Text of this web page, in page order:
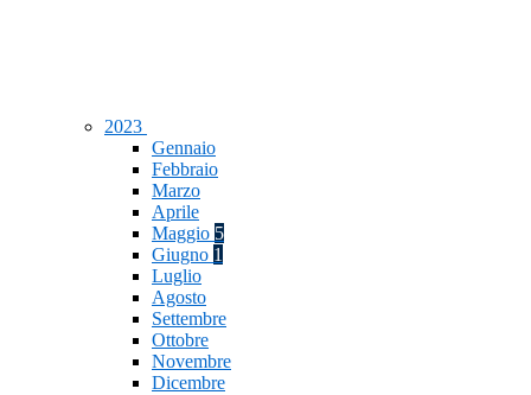
2023
Gennaio
Febbraio
Marzo
Aprile
Maggio 5
Giugno 1
Luglio
Agosto
Settembre
Ottobre
Novembre
Dicembre